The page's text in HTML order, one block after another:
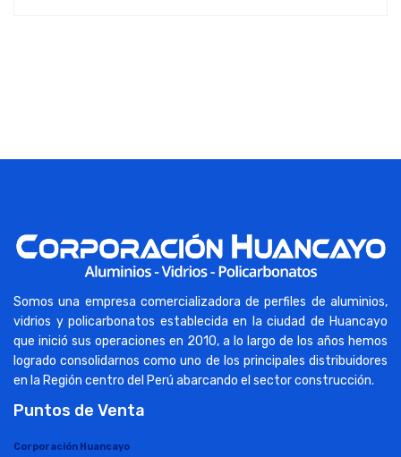
Somos una empresa comercializadora de perfiles de aluminios,
vidrios y policarbonatos establecida en la ciudad de Huancayo
que inició sus operaciones en 2010, a lo largo de los años hemos
logrado consolidarnos como uno de los principales distribuidores
en la Región centro del Perú abarcando el sector construcción.
Puntos de Venta
Corporación Huancayo